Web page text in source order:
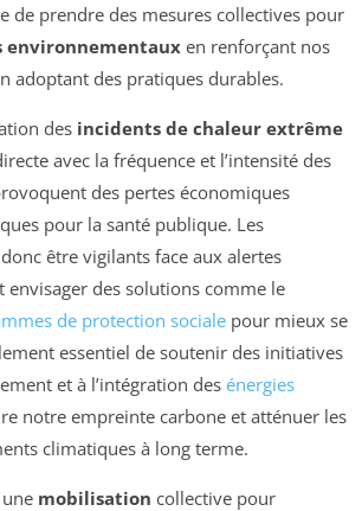
de prendre des mesures collectives pour
environnementauxen renforçant nos
adoptant des pratiques durables.
des incidents de chaleur extrême
avec la fréquence et l’intensité des
des pertes économiques
pour la santé publique. Les
être vigilants face aux alertes
envisager des solutions comme le
de protection sociale pour mieux se
essentiel de soutenir des initiatives
et à l’intégration des énergies
notre empreinte carbone et atténuer les
climatiques à long terme.
mobilisation collective pour